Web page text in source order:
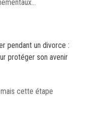
pendant un divorce :
protéger son avenir
cette étape